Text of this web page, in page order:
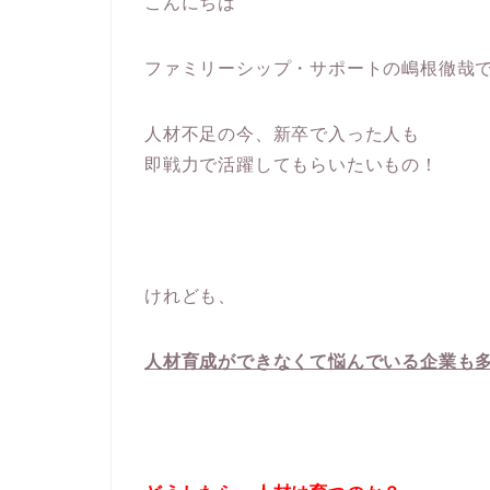
ファミリーシップ・サポートの嶋根徹哉
人材不足の今、新卒で入った人も
即戦力で活躍してもらいたいもの！
けれども、
人材育成ができなくて悩んでいる企業も多